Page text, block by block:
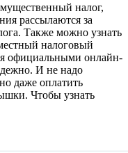
налог,
рассылаются за
Также можно узнать
налоговый
официальными онлайн-
И не надо
даже оплатить
Чтобы узнать